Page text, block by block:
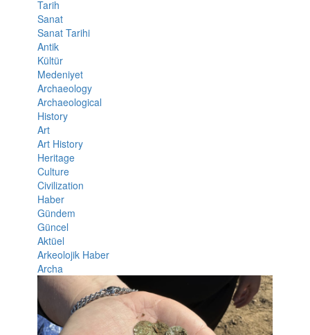
Tarih
Sanat
Sanat Tarihi
Antik
Kültür
Medeniyet
Archaeology
Archaeological
History
Art
Art History
Heritage
Culture
Civilization
Haber
Gündem
Güncel
Aktüel
Arkeolojik Haber
Archa